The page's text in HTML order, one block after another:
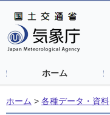
ホーム
ホーム > 各種データ・資料